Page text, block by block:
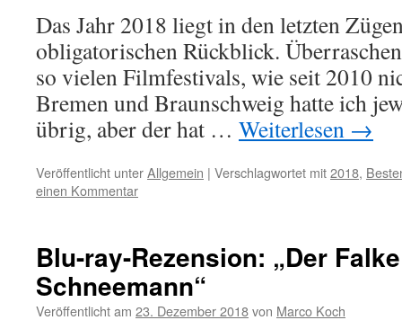
Das Jahr 2018 liegt in den letzten
obligatorischen Rückblick.
so vielen Filmfestivals, wie seit 2010
Bremen und Braunschweig hatte ich
übrig, aber der hat … Weiterlesen →
Veröffentlicht unterAllgemein | Verschlagwortet mit2018,
einen Kommentar
Blu-ray-Rezension: „Der
Schneemann“
Veröffentlicht am 23. Dezember 2018von Marco Koch